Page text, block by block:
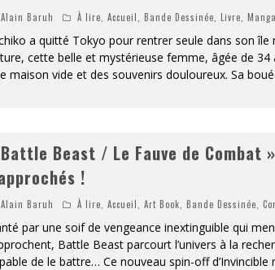
Alain Baruh À lire ,Accueil ,Bande Dessinée ,Livre ,Manga
a quitté Tokyo pour rentrer seule dans son île
cette belle et mystérieuse femme, âgée de 34
maison vide et des souvenirs douloureux. Sa
Beast / Le Fauve de Combat
!
Alain Baruh À lire ,Accueil ,Art Book ,Bande Dessinée ,
par une soif de vengeance inextinguible qui
Battle Beast parcourt l’univers à la
de le battre… Ce nouveau spin-off d’Invincible